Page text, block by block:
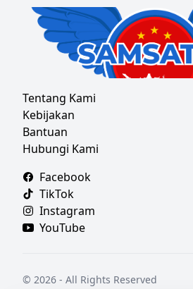
Tentang Kami
Kebijakan
Bantuan
Hubungi Kami
Facebook
TikTok
Instagram
YouTube
© 2026 - All Rights Reserved